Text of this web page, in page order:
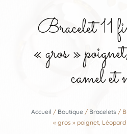
Bracelet 11
« gros »
camel et
Accueil / Boutique / Bracelets /
« gros » poignet,